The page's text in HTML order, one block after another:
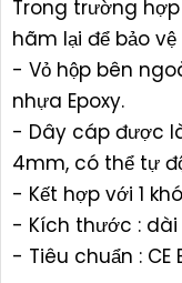
Trong trường
hãm lại để bảo
- Vỏ hộp bên
nhựa Epoxy.
- Dây cáp được
4mm, có thể tự
- Kết hợp với 1
- Kích thước : dài
- Tiêu chuẩn : CE